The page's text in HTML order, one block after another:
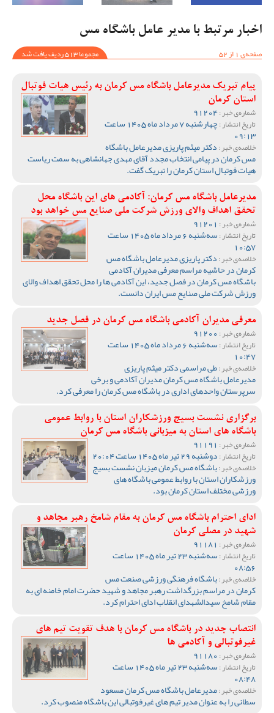
اخبار مرتبط با مدیر عامل باشگاه مس
صفحه‌ی 1 از 52
مجموعا 513 ردیف یافت شد
پیام تبریک مدیرعامل باشگاه مس کرمان به رئیس هیات فوتبال
استان کرمان
شماره‌ی خبر :
تاریخ انتشار : چهارشنبه 7 مرداد ماه 1405 ساعت
09:13
خلاصه‌ی خبر :دکتر میثم پاریزی مدیرعامل باشگاه
مس کرمان در پیامی انتخاب مجدد آقای مهدی جهانشاهی به سمت ریاست
هیات فوتبال استان کرمان را تبریک گفت‌.
مدیرعامل باشگاه مس کرمان: آکادمی های این باشگاه محل
تحقق اهداف والای ورزش شرکت ملی صنایع مس خواهد بود
شماره‌ی خبر :
تاریخ انتشار : سه‌شنبه 6 مرداد ماه 1405 ساعت
10:57
خلاصه‌ی خبر :دکتر پاریزی مدیرعامل باشگاه مس
کرمان در حاشیه مراسم معرفی مدیران آکادمی
باشگاه مس کرمان در فصل جدید، این آکادمی ها را محل تحقق اهداف والای
ورزش شرکت ملی صنایع مس ایران دانست.
معرفی مدیران آکادمی باشگاه مس کرمان در فصل جدید
شماره‌ی خبر :
تاریخ انتشار : سه‌شنبه 6 مرداد ماه 1405 ساعت
10:47
خلاصه‌ی خبر :طی مراسمی دکتر میثم پاریزی
مدیرعامل باشگاه مس کرمان مدیران آکادمی و برخی
سرپرستان واحدهای اداری در باشگاه مس کرمان را معرفی کرد.
برگزاری نشست بسیج ورزشکاران استان با روابط عمومی
باشگاه های استان به میزبانی باشگاه مس کرمان
شماره‌ی خبر :
تاریخ انتشار :دوشنبه 29 تیر ماه 1405 ساعت 20:04
خلاصه‌ی خبر :باشگاه مس کرمان میزبان نشست بسیج
ورزشکاران استان با روابط عمومی باشگاه های
ورزشی مختلف استان کرمان بود.
ادای احترام باشگاه مس کرمان به مقام شامخ رهبر مجاهد و
شهید در مصلی کرمان
شماره‌ی خبر :
تاریخ انتشار : سه‌شنبه 23 تیر ماه 1405 ساعت
08:56
خلاصه‌ی خبر :باشگاه فرهنگی ورزشی صنعت مس
کرمان در مراسم بزرگداشت رهبر مجاهد و شهید حضرت امام خامنه ای به
مقام شامخ سیدالشهدای انقلاب ادای احترام کرد.
انتصاب جدید در باشگاه مس کرمان با هدف تقویت تیم‌ های
غیرفوتبالی و آکادمی‌ ها
شماره‌ی خبر :
تاریخ انتشار : سه‌شنبه 23 تیر ماه 1405 ساعت
08:48
خلاصه‌ی خبر :مدیرعامل باشگاه مس کرمان مسعود
سطانی را به عنوان مدیر تیم های غیرفوتبالی این باشگاه منصوب کرد.